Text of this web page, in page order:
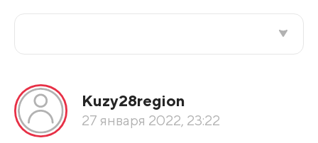
По рейтингу
Кuzy28region
27 января 2022, 23:22